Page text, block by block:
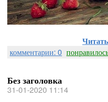
комментарии: 0
Без заголовка
31-01-2020 11:14